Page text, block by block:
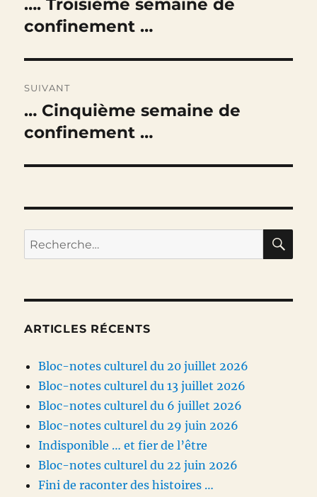
l’article
Publication
précédente :
…. Troisième semaine de
confinement …
SUIVANT
Publication
suivante :
… Cinquième semaine de
confinement …
Recherche
pour :
ARTICLES RÉCENTS
Bloc-notes culturel du 20 juillet 2026
Bloc-notes culturel du 13 juillet 2026
Bloc-notes culturel du 6 juillet 2026
Bloc-notes culturel du 29 juin 2026
Indisponible … et fier de l’être
Bloc-notes culturel du 22 juin 2026
Fini de raconter des histoires …